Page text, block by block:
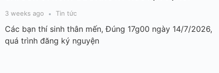
CHƯƠNG TRÌNH TRẢI NGHIỆM NGÀNH